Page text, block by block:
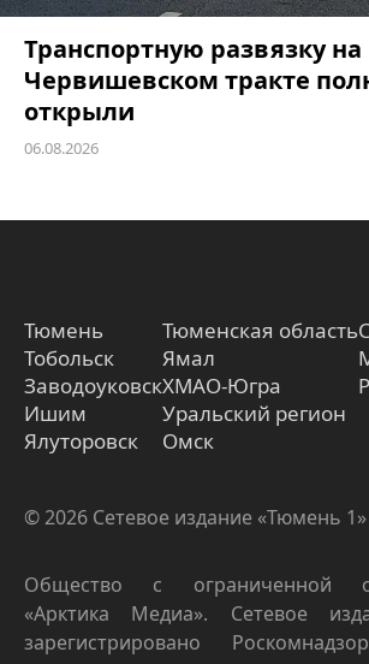
Транспортную развязку на
Червишевском тракте
открыли
06.08.2026
Тюмень
Тобольск
Заводоуковск
Ишим
Ялуторовск
Тюменская область
Ямал
ХМАО-Югра
Уральский регион
Омск
© 2026 Сетевое издание «Тюмень 1»
Общество с ограниченной
«Арктика Медиа». Сетевое
зарегистрировано